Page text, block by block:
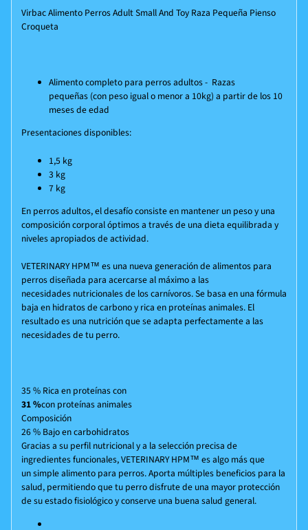
Virbac Alimento Perros Adult Small And Toy Raza Pequeña Pienso
Croqueta
Alimento completo para perros adultos - Razas
pequeñas (con peso igual o menor a 10kg) a partir de los 10
meses de edad
Presentaciones disponibles:
1,5 kg
3 kg
7 kg
En perros adultos, el desafío consiste en mantener un peso y una
composición corporal óptimos a través de una dieta equilibrada y
niveles apropiados de actividad.
VETERINARY HPM™ es una nueva generación de alimentos para
perros diseñada para acercarse al máximo a las
necesidades nutricionales de los carnívoros. Se basa en una fórmula
baja en hidratos de carbono y rica en proteínas animales. El
resultado es una nutrición que se adapta perfectamente a las
necesidades de tu perro.
35 % Rica en proteínascon
31 %con proteínas animales
Composición
26 % Bajo en carbohidratos
Gracias a su perfil nutricional y a la selección precisa de
ingredientes funcionales, VETERINARY HPM™ es algo más que
un simple alimento para perros. Aporta múltiples beneficios para la
salud, permitiendo que tu perro disfrute de una mayor protección
de su estado fisiológico y conserve una buena salud general.